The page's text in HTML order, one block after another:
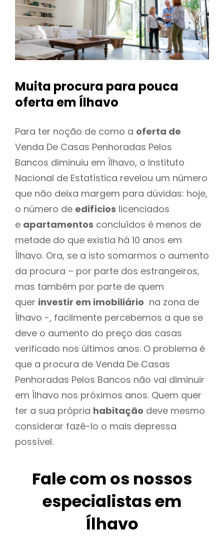
Muita procura para pouca
oferta em Ílhavo
Para ter noção de como a oferta de
Venda De Casas Penhoradas Pelos
Bancos diminuiu em Ílhavo, o Instituto
Nacional de Estatística revelou um número
que não deixa margem para dúvidas: hoje,
o número de edifícios licenciados
e apartamentos concluídos é menos de
metade do que existia há 10 anos em
Ílhavo. Ora, se a isto somarmos o aumento
da procura – por parte dos estrangeiros,
mas também por parte de quem
quer investir em imobiliário na zona de
Ílhavo -, facilmente percebemos a que se
deve o aumento do preço das casas
verificado nos últimos anos. O problema é
que a procura de Venda De Casas
Penhoradas Pelos Bancos não vai diminuir
em Ílhavo nos próximos anos. Quem quer
ter a sua própria habitação deve mesmo
considerar fazê-lo o mais depressa
possível.
Fale com os nossos
especialistas em
Ílhavo